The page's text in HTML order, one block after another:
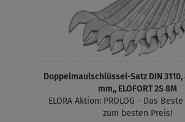
Doppelmaulschlüssel-Satz DIN
mm,, ELOFORT 2S 8M
ELORA Aktion: PROLOG - Das Beste
zum besten Preis!